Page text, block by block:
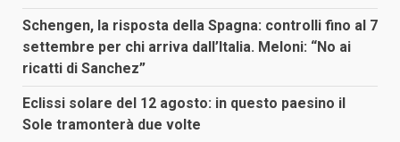
Schengen, la risposta della Spagna: controlli fino al 7
settembre per chi arriva dall’Italia. Meloni: “No ai
ricatti di Sanchez”
Eclissi solare del 12 agosto: in questo paesino il
Sole tramonterà due volte